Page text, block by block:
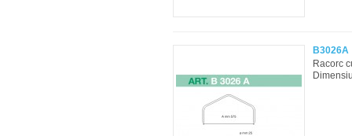
B3026A
Racorc